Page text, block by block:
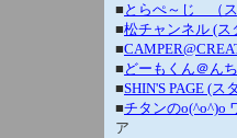
■ とらぺ～じ （ス
■松チャンネル (ス
■
■ どーもくん＠
■SHIN'S PAGE (
■チタンのo(^o^)o
ア